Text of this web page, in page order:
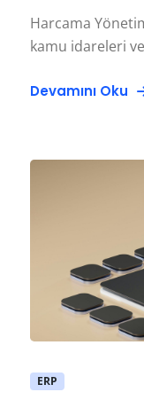
Harcama
kamu idareleri
Devamını Oku
ERP